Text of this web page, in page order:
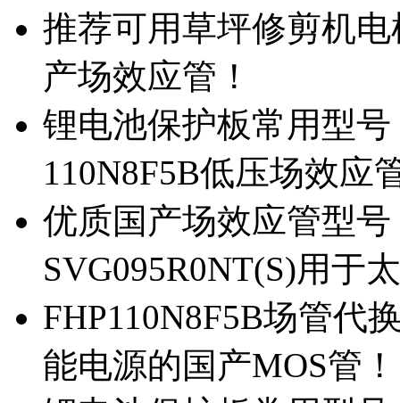
推荐可用草坪修剪机电
产场效应管！
锂电池保护板常用型号
110N8F5B低压场效应
优质国产场效应管型
SVG095R0NT(S)用于
FHP110N8F5B场管代
能电源的国产MOS管！